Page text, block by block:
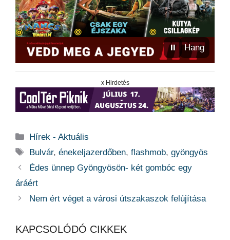
⏸ Hang
x Hirdetés
Kategória
Hírek - Aktuális
Címkék
Bulvár,énekeljazerdőben,flashmob,gyöngyös
Édes ünnep Gyöngyösön- két gombóc egy
áráért
Nem ért véget a városi útszakaszok felújítása
KAPCSOLÓDÓ CIKKEK